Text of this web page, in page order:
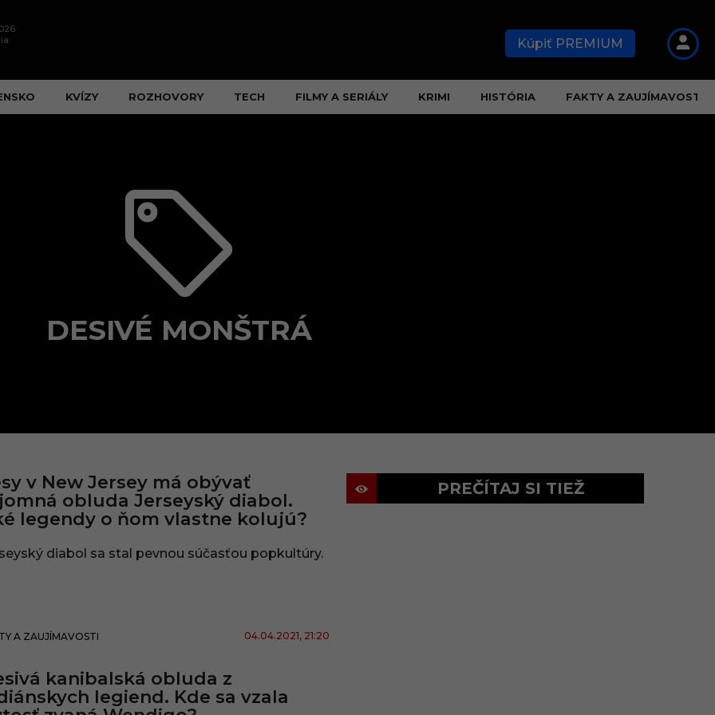
Kúpiť PREMIUM
KVÍZY ROZHOVORY TECH FILMY A SERIÁLY KRIMI HISTÓRIA FAKTY A ZAUJÍMAVOSTI
DESIVÉ MONŠTRÁ
v New Jersey má obývať
obluda Jerseyský diabol.
legendy o ňom vlastne kolujú?
diabol sa stal pevnou súčasťou popkultúry.
A ZAUJÍMAVOSTI 04.04.2021, 21:20
kanibalská obluda z
legiend. Kde sa vzala
PREČÍTAJ SI TIEŽ